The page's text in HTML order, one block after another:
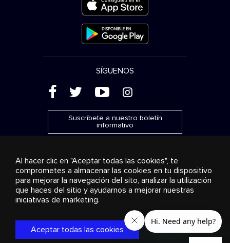
SÍGUENOS
( ' + &
Suscríbete a nuestro boletín
informativo
Publicidad Transmisión y distribución
Productos de
consumo
Soluciones empresariales Radio
Sobre
nosotros
© 2018-2025 Stingray Group Inc. Todos los derechos
reservados. STINGRAY®, STINGRAY® MUSIC y otras marcas y
logos son marcas comerciales de Stingray Group en Canadá,
Al hacer clic en "Aceptar todas las cookies", te
comprometes a almacenar las cookies en tu dispositivo
para mejorar la navegación del sito, analizar la utilización
que haces del sitio y ayudarnos a mejorar nuestras
iniciativas de marketing.
Aceptar todas las cookies